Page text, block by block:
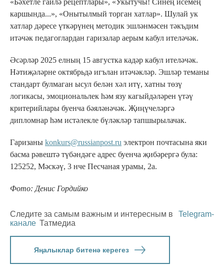
«Бәхетле гаилә рецептлары», «Укытучы! Синең исемең
каршында...», «Онытылмый торган хатлар». Шулай ук
хатлар дәресе үткәрүнең методик эшләнмәсен тәкъдим
итәчәк педагоглардан гаризалар аерым кабул ителәчәк.
Әсәрләр 2025 елның 15 августка кадәр кабул ителәчәк.
Нәтиҗәләрне октябрьдә игълан итәчәкләр. Эшләр теманы
стандарт булмаган ысул белән хәл итү, хатны төзү
логикасы, эмоциональлек һәм язу кагыйдәләрен үтәү
критерийлары буенча бәяләнәчәк. Җиңүчеләргә
дипломнар һәм истәлекле бүләкләр тапшырылачак.
Гаризаны konkurs@russianpost.ru электрон почтасына яки
басма рәвештә түбәндәге адрес буенча җибәрергә була:
125252, Мәскәү, 3 нче Песчаная урамы, 2а.
Фото: Денис Гордийко
Следите за самым важным и интересным в
Telegram-
канале Татмедиа
Яңалыклар битенә керегез